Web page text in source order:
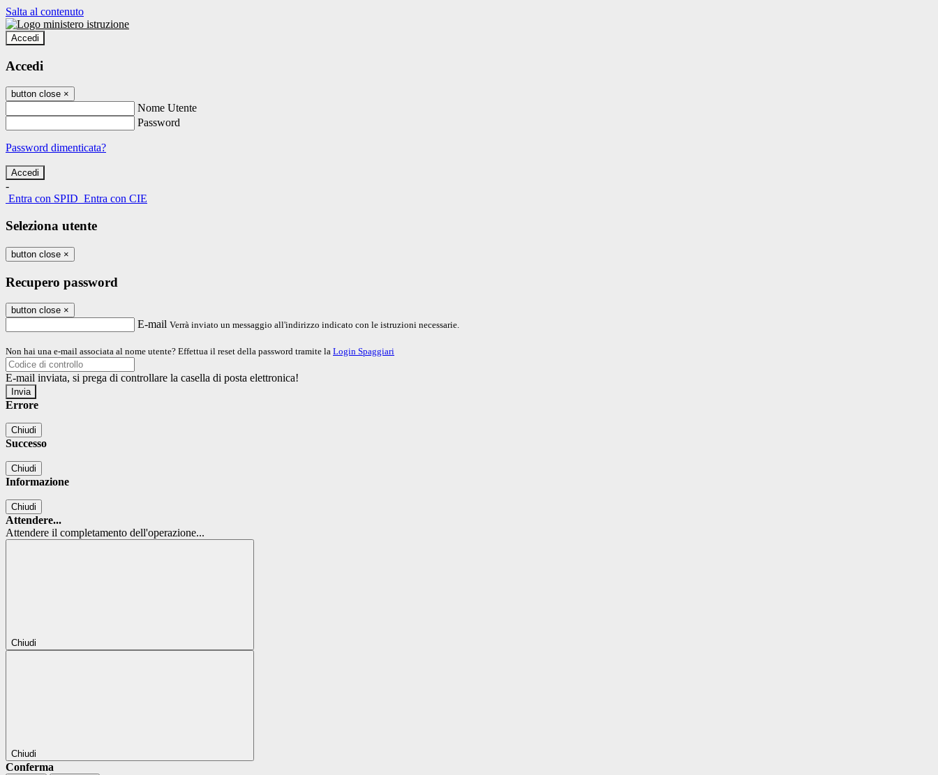
Salta al contenuto
Accedi
Accedi
button close ×
Nome Utente
Password
Password dimenticata?
-
Entra con SPID Entra con CIE
Seleziona utente
button close ×
Recupero password
button close ×
E-mail Verrà inviato un messaggio all'indirizzo indicato con le istruzioni necessarie.
Non hai una e-mail associata al nome utente? Effettua il reset della password tramite la Login Spaggiari
E-mail inviata, si prega di controllare la casella di posta elettronica!
Errore
Chiudi
Successo
Chiudi
Informazione
Chiudi
Attendere...
Attendere il completamento dell'operazione...
Chiudi
Chiudi
Conferma